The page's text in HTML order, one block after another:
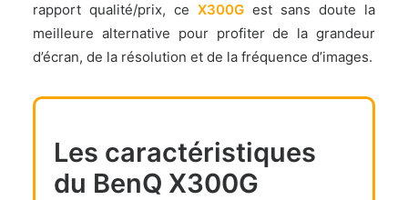
rapport qualité/prix, ce X300G est sans doute la
meilleure alternative pour profiter de la grandeur
d’écran, de la résolution et de la fréquence d’images.
Les caractéristiques
du BenQ X300G